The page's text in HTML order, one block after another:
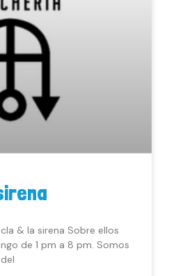
& la sirena Sobre ellos
de 1 pm a 8 pm. Somos